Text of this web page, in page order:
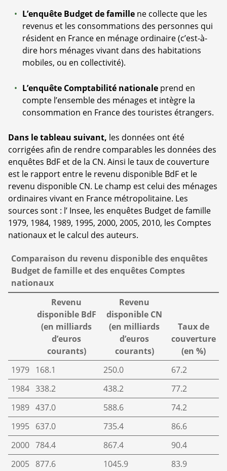
L’enquête Budget de famille ne collecte que les
revenus et les consommations des personnes qui
résident en France en ménage ordinaire (c’est-à-
dire hors ménages vivant dans des habitations
mobiles, ou en collectivité).
L’enquête Comptabilité nationale prend en
compte l’ensemble des ménages et intègre la
consommation en France des touristes étrangers.
Dans le tableau suivant, les données ont été
corrigées afin de rendre comparables les données des
enquêtes BdF et de la CN. Ainsi le taux de couverture
est le rapport entre le revenu disponible BdF et le
revenu disponible CN. Le champ est celui des ménages
ordinaires vivant en France métropolitaine. Les
sources sont : l’ Insee, les enquêtes Budget de famille
1979, 1984, 1989, 1995, 2000, 2005, 2010, les Comptes
nationaux et le calcul des auteurs.
Comparaison du revenu disponible des enquêtes
Budget de famille et des enquêtes Comptes
nationaux
Revenu
disponible BdF
(en milliards
d’euros
courants)
Revenu
disponible CN
(en milliards
d’euros
courants)
Taux de
couverture
(en %)
1979 168.1 250.0
67.2
1984 338.2 438.2
77.2
1989 437.0 588.6
74.2
1995 637.0 735.4
86.6
2000 784.4 867.4
90.4
2005 877.6 1045.9 83.9